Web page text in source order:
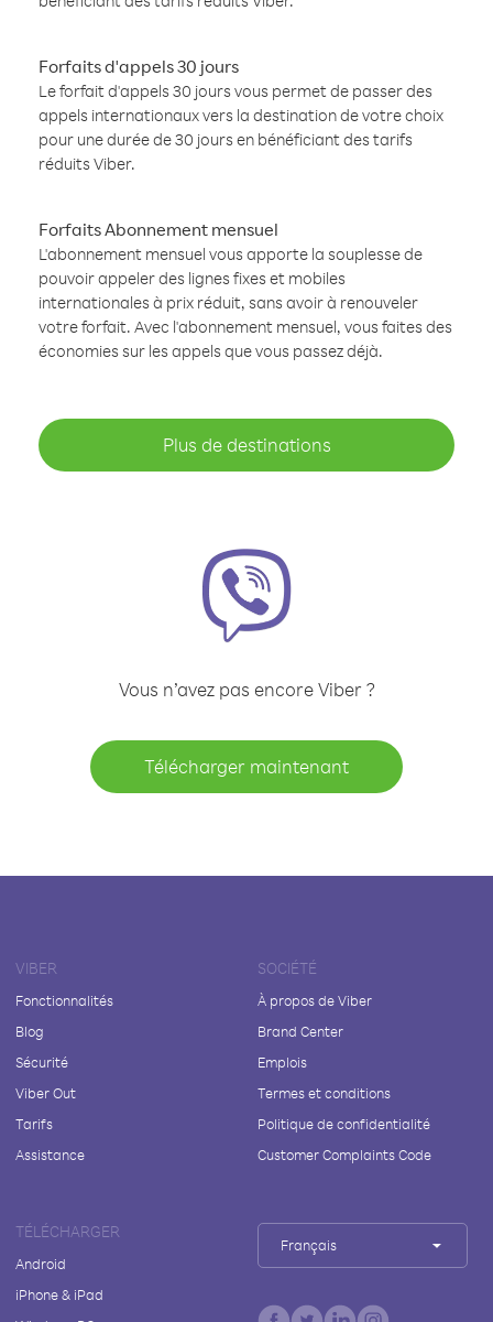
Forfaits d'appels 30 jours
Le forfait d'appels 30 jours vous permet de passer des
appels internationaux vers la destination de votre choix
pour une durée de 30 jours en bénéficiant des tarifs
réduits Viber.
Forfaits Abonnement mensuel
L'abonnement mensuel vous apporte la souplesse de
pouvoir appeler des lignes fixes et mobiles
internationales à prix réduit, sans avoir à renouveler
votre forfait. Avec l'abonnement mensuel, vous faites des
économies sur les appels que vous passez déjà.
Plus de destinations
Vous n’avez pas encore Viber ?
Télécharger maintenant
VIBER
Fonctionnalités
Blog
Sécurité
Viber Out
Tarifs
Assistance
SOCIÉTÉ
À propos de Viber
Brand Center
Emplois
Termes et conditions
Politique de confidentialité
Customer Complaints Code
TÉLÉCHARGER
Android
iPhone & iPad
Français